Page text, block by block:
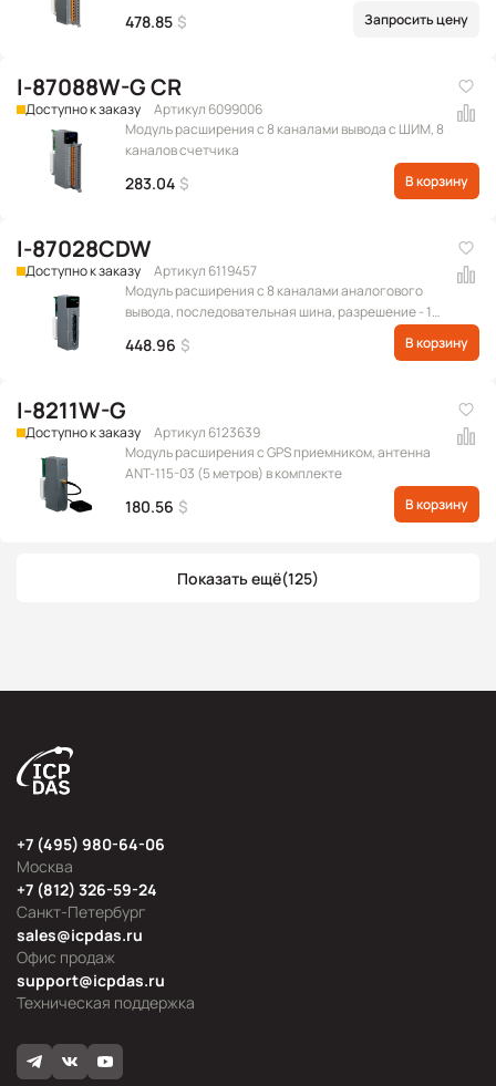
478.85 $ Запросить цену
I-87088W-G CR
Доступно к заказу
Артикул 6099006
Модуль расширения c 8 каналами вывода с ШИМ, 8
каналов счетчика
283.04 $ В корзину
I-87028CDW
Доступно к заказу
Артикул 6119457
Модуль расширения с 8 каналами аналогового
вывода, последовательная шина, разрешение - 12
бит, с межканальной изоляцией (Диапазон
выходных сигналов: 0 ~ +20 мА, +4 ~ +20 мА)
448.96 $ В корзину
I-8211W-G
Доступно к заказу
Артикул 6123639
Модуль расширения с GPS приемником, антенна
ANT-115-03 (5 метров) в комплекте
180.56 $ В корзину
Показать ещё(125)
Москва
+7 (495) 980-64-06
Офис продаж
sales@icpdas.ru
Санкт-Петербург
+7 (812) 326-59-24
Техническая поддержка
support@icpdas.ru